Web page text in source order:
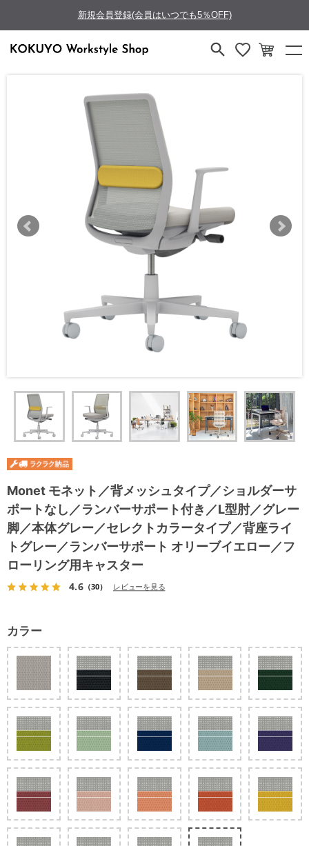
新規会員登録(会員はいつでも5％OFF)
Monet モネット／背メッシュタイプ／ショルダーサ
ポートなし／ランバーサポート付き／L型肘／グレー
脚／本体グレー／セレクトカラータイプ／背座ライ
トグレー／ランバーサポート オリーブイエロー／フ
ローリング用キャスター
4.6（30） レビューを見る
カラー